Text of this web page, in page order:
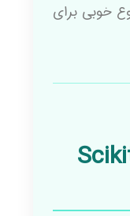
خوبی برای